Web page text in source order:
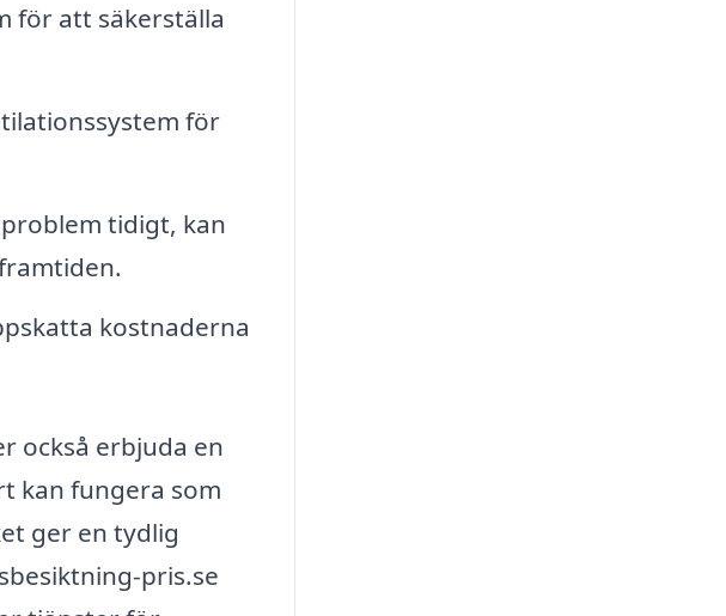
för att säkerställa
för
tidigt, kan
kostnaderna
också erbjuda en
kan fungera som
ger en tydlig
pris.se